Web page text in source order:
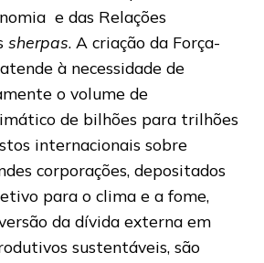
e das Relações
sherpas. A criação da Força-
à necessidade de
o volume de
de bilhões para trilhões
internacionais sobre
corporações, depositados
para o clima e a fome,
da dívida externa em
sustentáveis, são